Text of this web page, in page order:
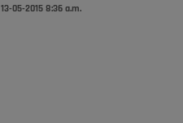
13-05-2015 8:36 a.m.